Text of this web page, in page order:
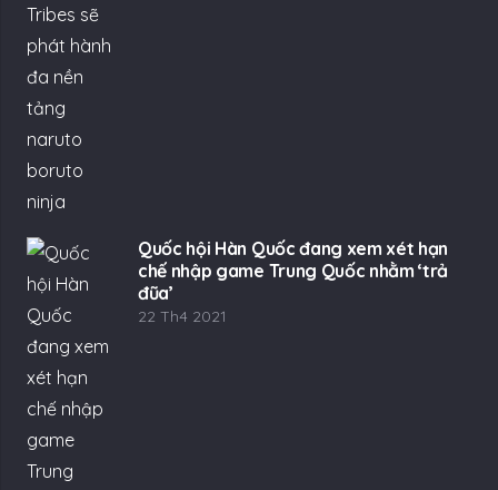
Quốc hội Hàn Quốc đang xem xét hạn
chế nhập game Trung Quốc nhằm ‘trả
đũa’
22 Th4 2021